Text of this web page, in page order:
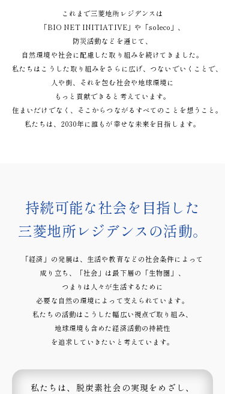
これまで三菱地所レジデンスは
「BIO NET INITIATIVE」や「soleco」、
防災活動などを通じて、
自然環境や社会に配慮した取り組みを続けてきました。
私たちはこうした取り組みをさらに広げ、つないでいくことで、
人や街、それを包む社会や地球環境に
もっと貢献できると考えています。
住まいだけでなく、そこからつながるすべてのことを想うこと。
私たちは、2030年に誰もが幸せな未来を目指します。
持続可能な社会を目指した
三菱地所レジデンスの活動。
「経済」の発展は、生活や教育などの社会条件によって
成り立ち、「社会」は最下層の「生物圏」、
つまりは人々が生活するために
必要な自然の環境によって支えられています。
私たちの活動はこうした幅広い視点で取り組み、
地球環境も含めた経済活動の持続性
を追求していきたいと考えています。
私たちは、脱炭素社会の実現をめざし、